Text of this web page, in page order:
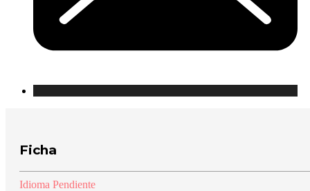
Ficha
Idioma Pendiente